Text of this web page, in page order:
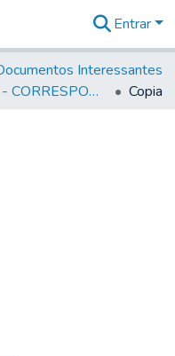
Entrar
Interessantes
Volume 14 - CORRESPONDENCIAS DIVERSAS Copia